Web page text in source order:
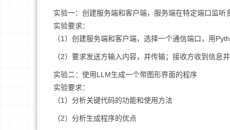
实验一：创建服务端和客户端，服务端在特定端口监
实验要求：
（1）创建服务端和客户端，选择一个通信端口，用
（2）要求发送方输入内容，并传输；接收方收到信息并
实验二：使用LLM生成一个带图形界面的程序
实验要求：
（1）分析关键代码的功能和使用方法
（2）分析生成程序的优点